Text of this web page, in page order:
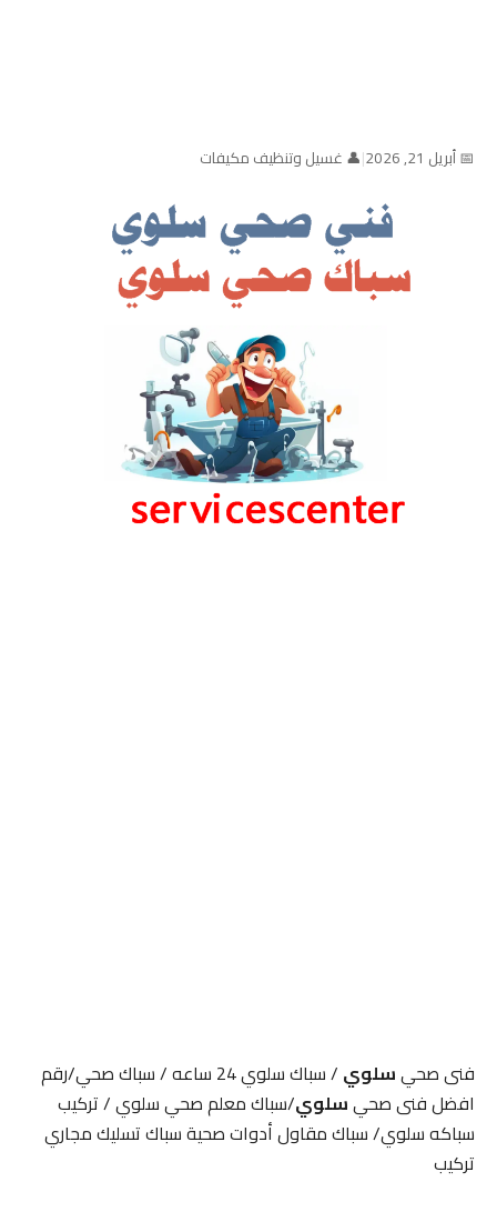
📅 أبريل 21, 2026 |👤 غسيل وتنظيف مكيفات
فنى صحيسلوي
/ سباك سلوي 24 ساعه / سباك صحي/رقم
افضل فنى صحيسلوي/سباك معلم صحي سلوي / تركيب
سباكه سلوي/ سباك مقاول أدوات صحية سباك تسليك مجاري
تركيب